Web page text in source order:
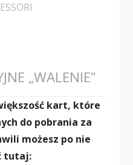
„WALENIE”
kart, które
do pobrania za
możesz po nie
tutaj: